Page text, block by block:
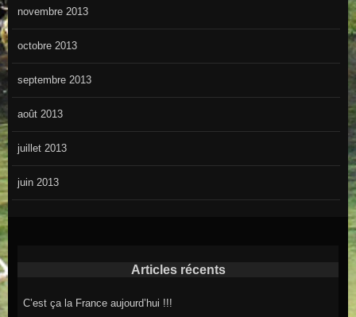
novembre 2013
octobre 2013
septembre 2013
août 2013
juillet 2013
juin 2013
Articles récents
C’est ça la France aujourd’hui !!!